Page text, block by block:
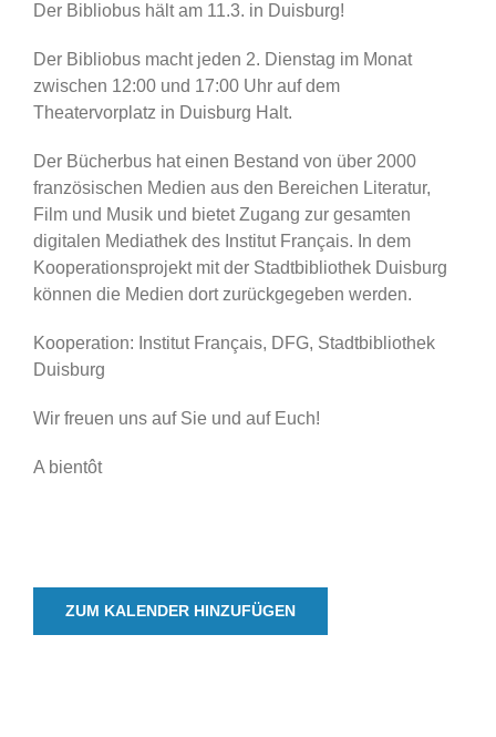
Der Bibliobus hält am 11.3. in Duisburg!
Der Bibliobus macht jeden 2. Dienstag im Monat
zwischen 12:00 und 17:00 Uhr auf dem
Theatervorplatz in Duisburg Halt.
Der Bücherbus hat einen Bestand von über 2000
französischen Medien aus den Bereichen Literatur,
Film und Musik und bietet Zugang zur gesamten
digitalen Mediathek des Institut Français. In dem
Kooperationsprojekt mit der Stadtbibliothek Duisburg
können die Medien dort zurückgegeben werden.
Kooperation: Institut Français, DFG, Stadtbibliothek
Duisburg
Wir freuen uns auf Sie und auf Euch!
A bientôt
ZUM KALENDER HINZUFÜGEN